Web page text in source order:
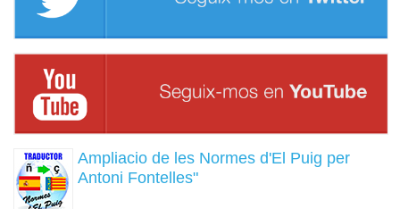
Ampliacio de les Normes d'El Puig per
Antoni Fontelles"